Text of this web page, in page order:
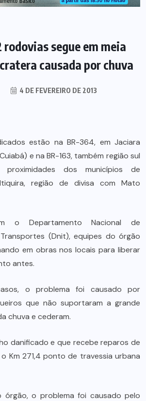
segue em meia
causada por chuva
4 DE FEVEREIRO DE 2013
estão na BR-364, em Jaciara
e na BR-163, também região sul
dos municípios de
região de divisa com Mato
o Departamento Nacional de
(Dnit), equipes do órgão
em obras nos locais para liberar
antes.
o problema foi causado por
que não suportaram a grande
chuva e cederam.
danificado e que recebe reparos de
Km 271,4 ponto de travessia urbana
o problema foi causado pelo